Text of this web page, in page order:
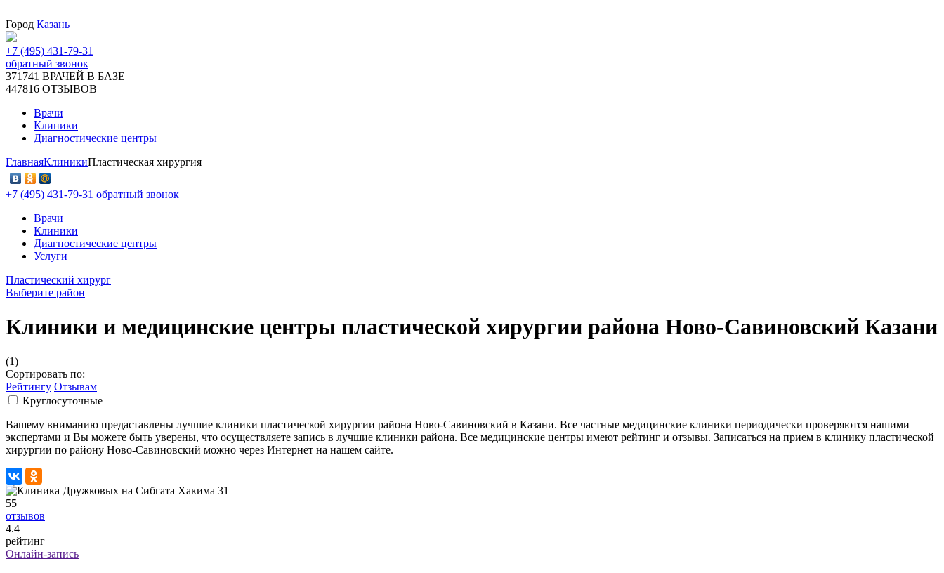
Город Казань
+7 (495) 431-79-31
обратный звонок
371741 ВРАЧЕЙ В БАЗЕ
447816 ОТЗЫВОВ
Врачи
Клиники
Диагностические центры
ГлавнаяКлиникиПластическая хирургия
+7 (495) 431-79-31 обратный звонок
Врачи
Клиники
Диагностические центры
Услуги
Пластический хирург
Выберите район
Клиники и медицинские центры пластической хирургии района Ново-Савиновский Казани
(1)
Сортировать по:
Рейтингу Отзывам
Круглосуточные
Вашему вниманию предаставлены лучшие клиники пластической хирургии района Ново-Савиновский в Казани. Все частные медицинские клиники периодически проверяются нашими
экспертами и Вы можете быть уверены, что осуществляете запись в лучшие клиники района. Все медицинские центры имеют рейтинг и отзывы. Записаться на прием в клинику пластической
хирургии по району Ново-Савиновский можно через Интернет на нашем сайте.
55
отзывов
4.4
рейтинг
Онлайн-запись